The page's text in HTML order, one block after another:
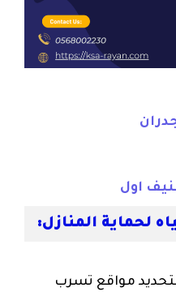
اول
لحماية المنازل:
مواقع تسرب